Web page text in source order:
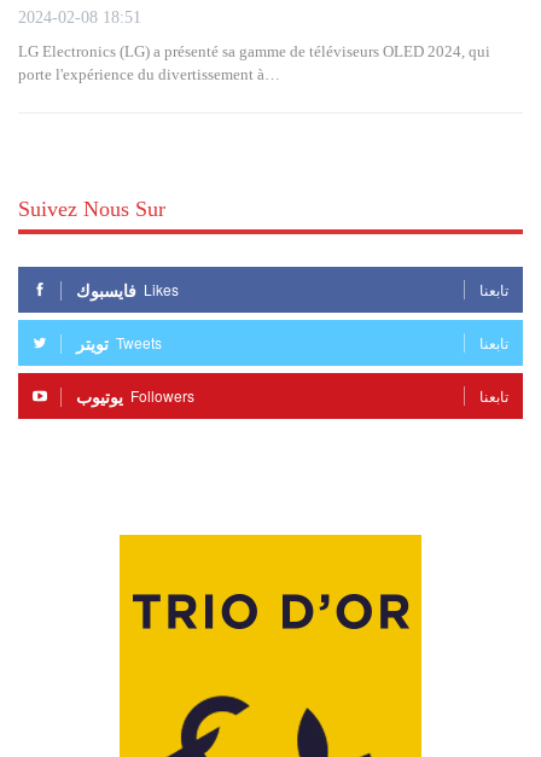
2024-02-08 18:51
LG Electronics (LG) a présenté sa gamme de téléviseurs OLED 2024, qui
porte l'expérience du divertissement à…
Suivez Nous Sur
فايسبوك Likes تابعنا
تويتر Tweets تابعنا
يوتيوب Followers تابعنا